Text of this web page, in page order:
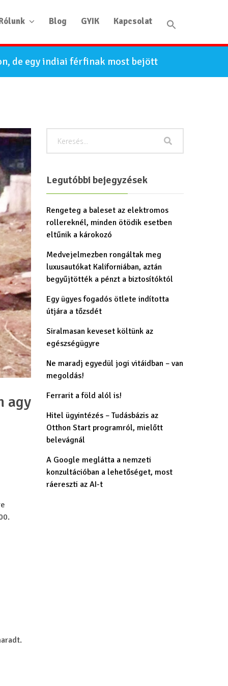
Blog GYIK Kapcsolat
de egy indiai férfinak most bejött
agy
Legutóbbi bejegyzések
Rengeteg a baleset az elektromos
rollereknél, minden ötödik esetben
eltűnik a károkozó
Medvejelmezben rongáltak meg
luxusautókat Kaliforniában, aztán
begyűjtötték a pénzt a biztosítóktól
Egy ügyes fogadós ötlete indította
útjára a tőzsdét
Siralmasan keveset költünk az
egészségügyre
Ne maradj egyedül jogi vitáidban – van
megoldás!
Ferrarit a föld alól is!
Hitel ügyintézés – Tudásbázis az
Otthon Start programról, mielőtt
belevágnál
A Google meglátta a nemzeti
konzultációban a lehetőséget, most
ráereszti az AI-t